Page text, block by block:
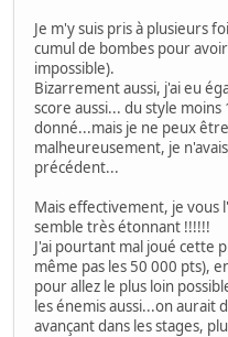
Je m'y suis pris à plusieurs
cumul de bombes pour
impossible).
Bizarrement aussi, j'ai eu
score aussi... du style
donné...mais je ne peux
malheureusement, je
précédent...
Mais effectivement, je vous
semble très étonnant !!!!!!
J'ai pourtant mal joué cette
même pas les 50 000 pts),
pour allez le plus loin
les énemis aussi...on aurait
avançant dans les stages,